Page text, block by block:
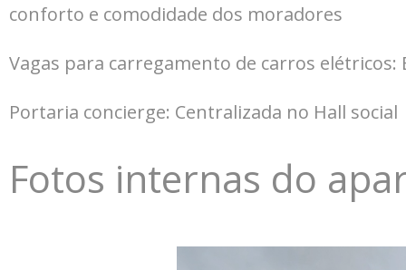
conforto e comodidade dos moradores
Vagas para carregamento de carros
Portaria concierge: Centralizada no Hall
Fotos internas do